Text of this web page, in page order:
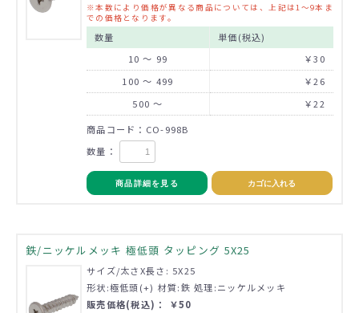
※本数により価格が異なる商品については、上記は1～9本ま
での価格となります。
数量
単価(税込)
10 ～ 99
￥30
100 ～ 499
￥26
500 ～
￥22
商品コード：CO-998B
数量：
商品詳細を見る カゴに入れる
鉄/ニッケルメッキ 極低頭 タッピング 5X25
サイズ/太さX長さ: 5X25
形状:極低頭(+) 材質:鉄 処理:ニッケルメッキ
販売価格(税込)： ￥50